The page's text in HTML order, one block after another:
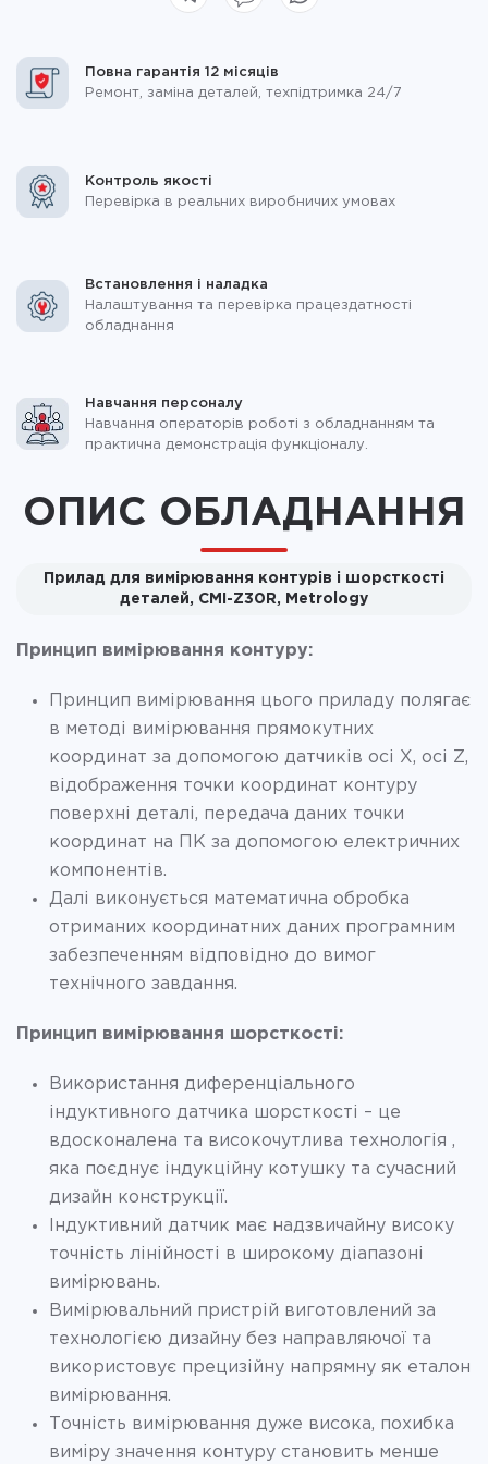
Повна гарантія 12 місяців
Ремонт, заміна деталей, техпідтримка 24/7
Контроль якості
Перевірка в реальних виробничих умовах
Встановлення і наладка
Налаштування та перевірка працездатності
обладнання
Навчання персоналу
Навчання операторів роботі з обладнанням та
практична демонстрація функціоналу.
ОПИС ОБЛАДНАННЯ
Прилад для вимірювання контурів і шорсткості
деталей, CMI-Z30R, Metrology
Принцип вимірювання контуру:
Принцип вимірювання цього приладу полягає
в методі вимірювання прямокутних
координат за допомогою датчиків осі X, осі Z,
відображення точки координат контуру
поверхні деталі, передача даних точки
координат на ПК за допомогою електричних
компонентів.
Далі виконується математична обробка
отриманих координатних даних програмним
забезпеченням відповідно до вимог
технічного завдання.
Принцип вимірювання шорсткості:
Використання диференціального
індуктивного датчика шорсткості – це
вдосконалена та високочутлива технологія ,
яка поєднує індукційну котушку та сучасний
дизайн конструкції.
Індуктивний датчик має надзвичайну високу
точність лінійності в широкому діапазоні
вимірювань.
Вимірювальний пристрій виготовлений за
технологією дизайну без направляючої та
використовує прецизійну напрямну як еталон
вимірювання.
Точність вимірювання дуже висока, похибка
виміру значення контуру становить менше